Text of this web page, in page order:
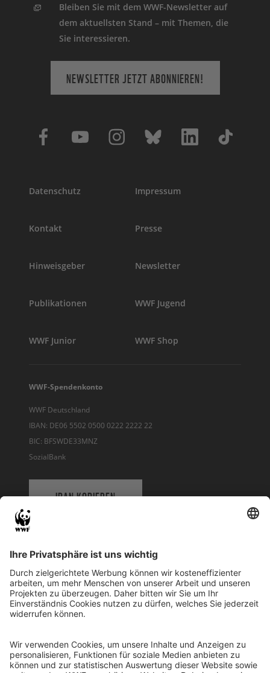
Bleiben Sie mit dem WWF-Newsletter auf
dem aktuellsten Stand – mit Themen, die
Sie interessieren.
NEWSLETTER JETZT ABONNIEREN!
Datenschutz Impressum
Kontakt Presse
Hinweisgeber Newsletter
Publikationen WWF Jugend
WWF Junior WWF Shop
WWF-Spendenkonto
WWF Deutschland
IBAN: DE06 5502 0500 0222 2222 22
BIC: BFSWDE33MNZ
SozialBank
IBAN KOPIEREN
WWF Deutschland
Reinhardtstr. 18
10117 Berlin
Ihre Spende kann steuerlich geltend gemacht werden